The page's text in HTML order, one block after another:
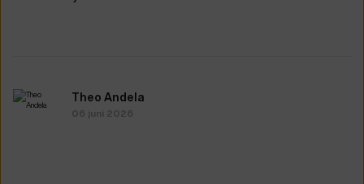
Theo Andela
06 juni 2026